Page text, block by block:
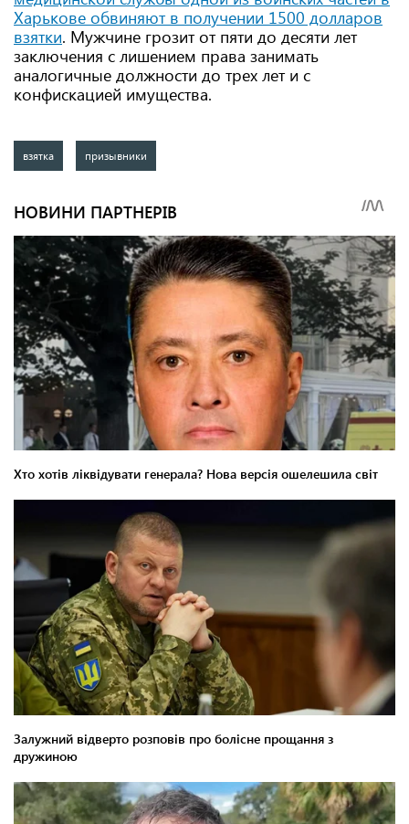
Харькове обвиняют в получении 1500 долларов
взятки. Мужчине грозит от пяти до десяти лет
заключения с лишением права занимать
аналогичные должности до трех лет и с
конфискацией имущества.
взятка призывники